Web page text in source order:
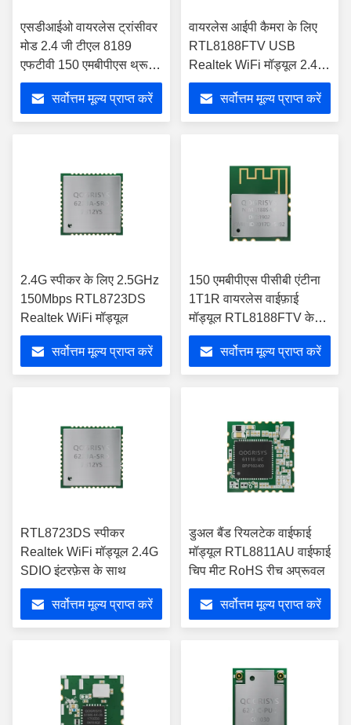
एसडीआईओ वायरलेस ट्रांसीवर
मोड 2.4 जी टीएल 8189
एफटीवी 150 एमबीपीएस थ्रूपुट
स्पोर्ट डीवी के लिए:
सर्वोत्तम मूल्य प्राप्त करें
वायरलेस आईपी कैमरा के लिए
RTL8188FTV USB
Realtek WiFi मॉड्यूल 2.4G
802.11 N मॉड्यूल
सर्वोत्तम मूल्य प्राप्त करें
2.4G स्पीकर के लिए 2.5GHz
150Mbps RTL8723DS
Realtek WiFi मॉड्यूल
सर्वोत्तम मूल्य प्राप्त करें
150 एमबीपीएस पीसीबी एंटीना
1T1R वायरलेस वाईफ़ाई
मॉड्यूल RTL8188FTV के
साथ
सर्वोत्तम मूल्य प्राप्त करें
RTL8723DS स्पीकर
Realtek WiFi मॉड्यूल 2.4G
SDIO इंटरफ़ेस के साथ
सर्वोत्तम मूल्य प्राप्त करें
डुअल बैंड रियलटेक वाईफाई
मॉड्यूल RTL8811AU वाईफाई
चिप मीट RoHS रीच अप्रूवल
सर्वोत्तम मूल्य प्राप्त करें